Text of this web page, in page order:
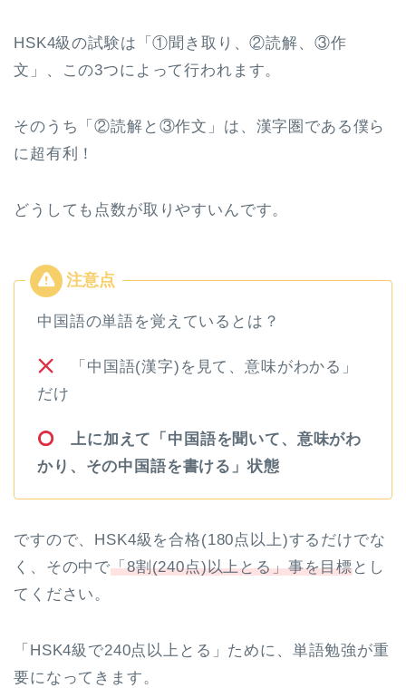
HSK4級の試験は「①聞き取り、②読解、③作
文」、この3つによって行われます。
そのうち「②読解と③作文」は、漢字圏である僕ら
に超有利！
どうしても点数が取りやすいんです。
中国語の単語を覚えているとは？
「中国語(漢字)を見て、意味がわかる」
だけ
上に加えて「中国語を聞いて、意味がわ
かり、その中国語を書ける」状態
ですので、HSK4級を合格(180点以上)するだけでな
く、その中で「8割(240点)以上とる」事を目標とし
てください。
「HSK4級で240点以上とる」ために、単語勉強が重
要になってきます。